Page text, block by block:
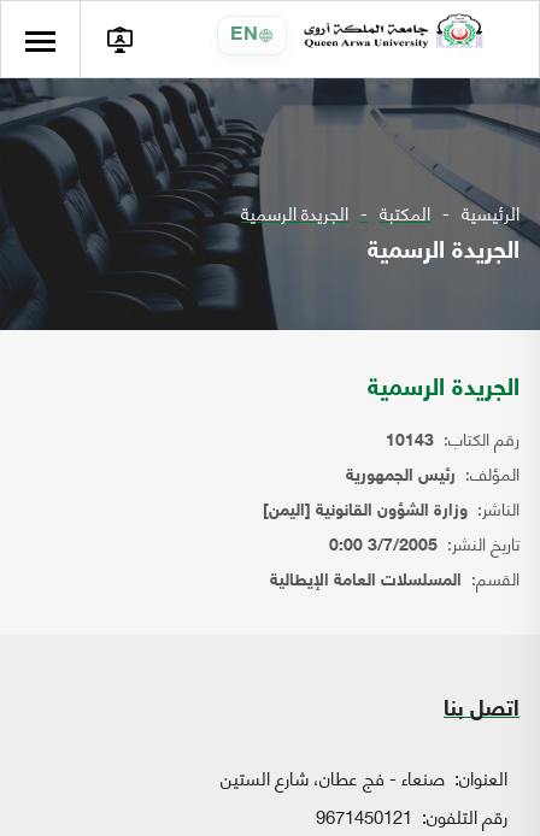
EN
الرئيسية المكتبة الجريدة الرسمية
الجريدة الرسمية
الجريدة الرسمية
رقم الكتاب: 10143
المؤلف: رئيس الجمهورية
الناشر: وزارة الشؤون القانونية [اليمن]
تاريخ النشر: 3/7/2005 0:00
القسم: المسلسلات العامة الإيطالية
اتصل بنا
العنوان: صنعاء - فج عطان، شارع الستين
رقم التلفون: 9671450121